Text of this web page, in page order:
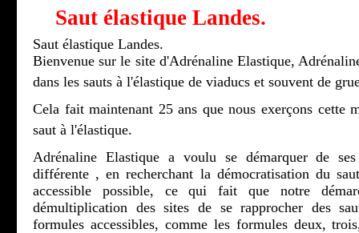
Saut élastique Landes.
Saut élastique Landes.
Bienvenue sur le site d'Adrénaline Elastique,
dans les sauts à l'élastique de viaducs et souvent de
Cela fait maintenant 25 ans que nous exerçons cette
saut à l'élastique.
Adrénaline Elastique a voulu se démarquer de
différente , en recherchant la démocratisation du
accessible possible, ce qui fait que notre
démultiplication des sites de se rapprocher des
formules accessibles, comme les formules deux,